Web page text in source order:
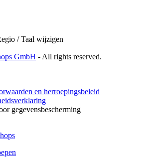
/ Taal wijzigen
GmbH - All rights reserved.
en herroepingsbeleid
gegevensbescherming